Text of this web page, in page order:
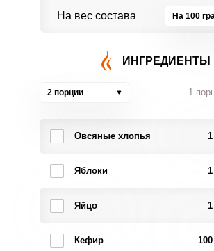
На вес состава На 100
ИНГРЕДИЕНТЫ
2 порции 1
Овсяные хлопья 1
Яблоки 1
Яйцо 1
Кефир 100